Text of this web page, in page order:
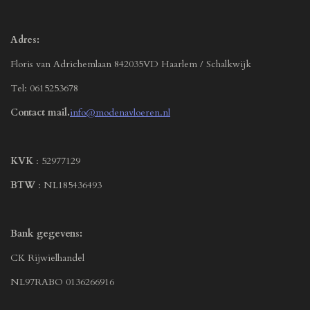
Adres:
Floris van Adrichemlaan 842035VD Haarlem / Schalkwijk
Tel: 0615253678
Contact mail.info@modenavloeren.nl
KVK : 52977129
BTW : NL185436493
Bank gegevens:
CK Rijwielhandel
NL97RABO 0136266916